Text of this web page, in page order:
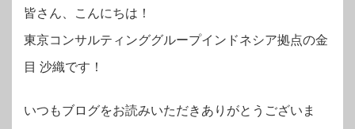
皆さん、こんにちは！
東京コンサルティンググループインドネシア拠点の金
目 沙織です！
いつもブログをお読みいただきありがとうございま